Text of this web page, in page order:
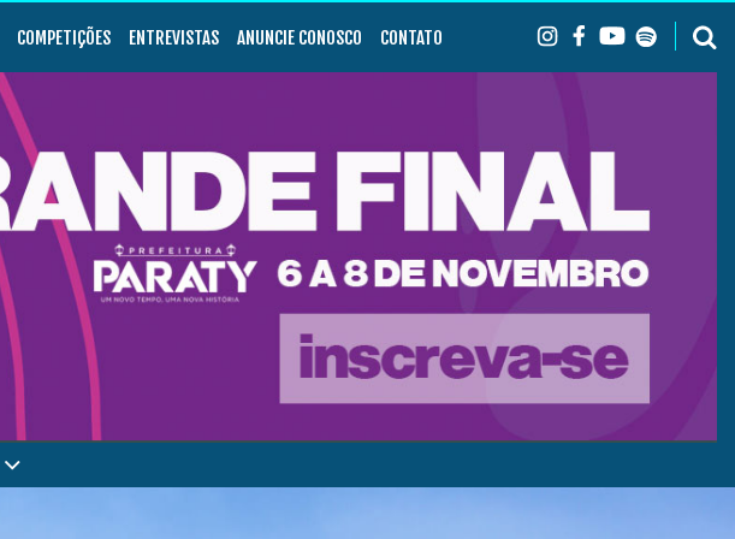
COMPETIÇÕES ENTREVISTAS ANUNCIE CONOSCO CONTATO